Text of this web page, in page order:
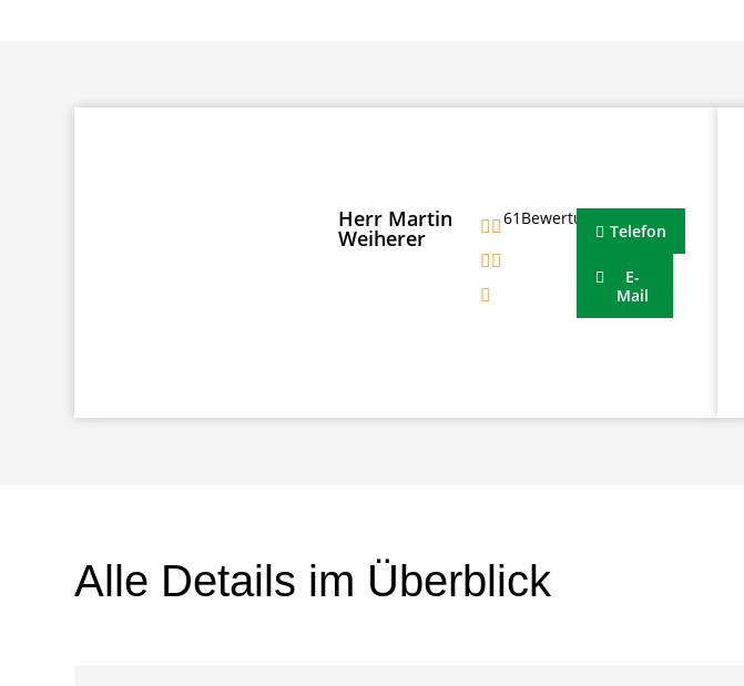
Herr Martin
Weiherer
61Bewertungen
Telefon
E-
Mail
Alle Details im Überblick